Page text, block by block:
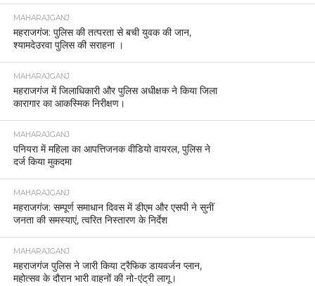
MAHARAJGANJ
महराजगंज: पुलिस की तत्परता से बची युवक की जान,
श्यामदेउरवा पुलिस की सराहना ।
MAHARAJGANJ
महराजगंज में जिलाधिकारी और पुलिस अधीक्षक ने किया जिला
कारागार का आकस्मिक निरीक्षण।
MAHARAJGANJ
पनियरा में महिला का आपत्तिजनक वीडियो वायरल, पुलिस ने
दर्ज किया मुकदमा
MAHARAJGANJ
महराजगंज: सम्पूर्ण समाधान दिवस में डीएम और एसपी ने सुनीं
जनता की समस्याएं, त्वरित निस्तारण के निर्देश
MAHARAJGANJ
महराजगंज पुलिस ने जारी किया ट्रैफिक डायवर्जन प्लान,
महोत्सव के दौरान भारी वाहनों की नो-एंट्री लागू।